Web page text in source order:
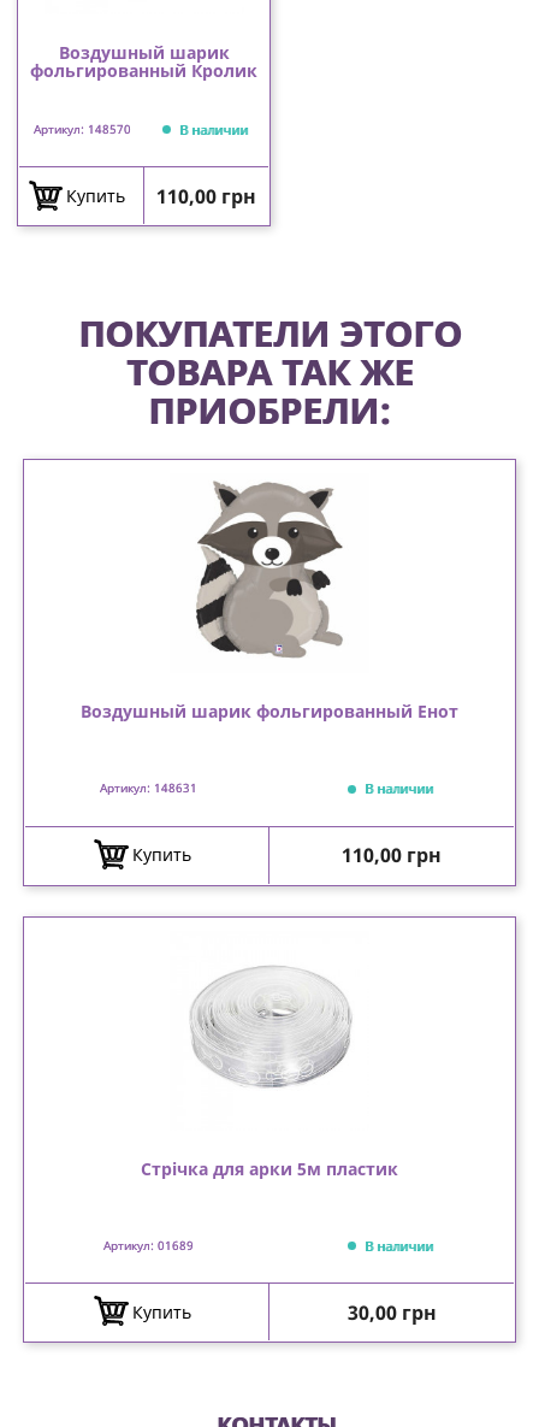
Воздушный шарик
фольгированный Кролик
Артикул: 148570 В наличии
Купить Цена
110,00 грн
ПОКУПАТЕЛИ ЭТОГО
ТОВАРА ТАК ЖЕ
ПРИОБРЕЛИ:
Воздушный шарик фольгированный Енот
Артикул: 148631 В наличии
Купить Цена
110,00 грн
Стрічка для арки 5м пластик
Артикул: 01689 В наличии
Купить Цена
30,00 грн